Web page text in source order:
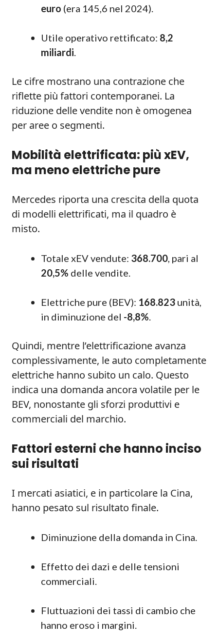
euro (era 145,6 nel 2024).
Utile operativo rettificato: 8,2
miliardi.
Le cifre mostrano una contrazione che
riflette più fattori contemporanei. La
riduzione delle vendite non è omogenea
per aree o segmenti.
Mobilità elettrificata: più xEV,
ma meno elettriche pure
Mercedes riporta una crescita della quota
di modelli elettrificati, ma il quadro è
misto.
Totale xEV vendute: 368.700, pari al
20,5% delle vendite.
Elettriche pure (BEV): 168.823 unità,
in diminuzione del -8,8%.
Quindi, mentre l’elettrificazione avanza
complessivamente, le auto completamente
elettriche hanno subito un calo. Questo
indica una domanda ancora volatile per le
BEV, nonostante gli sforzi produttivi e
commerciali del marchio.
Fattori esterni che hanno inciso
sui risultati
I mercati asiatici, e in particolare la Cina,
hanno pesato sul risultato finale.
Diminuzione della domanda in Cina.
Effetto dei dazi e delle tensioni
commerciali.
Fluttuazioni dei tassi di cambio che
hanno eroso i margini.